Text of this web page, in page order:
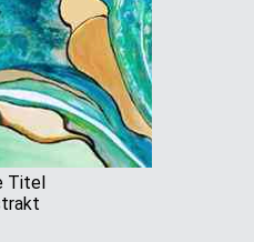
Titel